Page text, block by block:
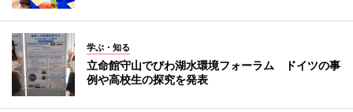
学ぶ・知る
立命館守山でびわ湖水環境フォーラム ドイツの事
例や高校生の探究を発表